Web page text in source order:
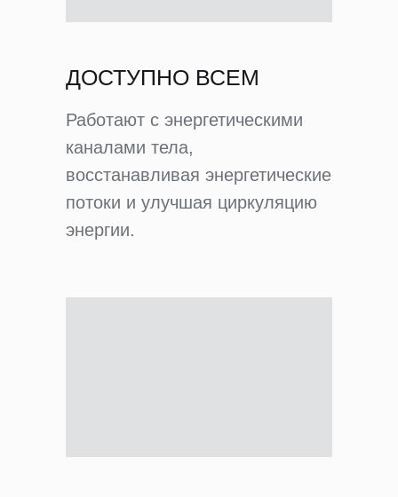
Работают с энергетическими
каналами тела,
восстанавливая энергетические
потоки и улучшая циркуляцию
энергии.
ДОСТУПНО ВСЕМ